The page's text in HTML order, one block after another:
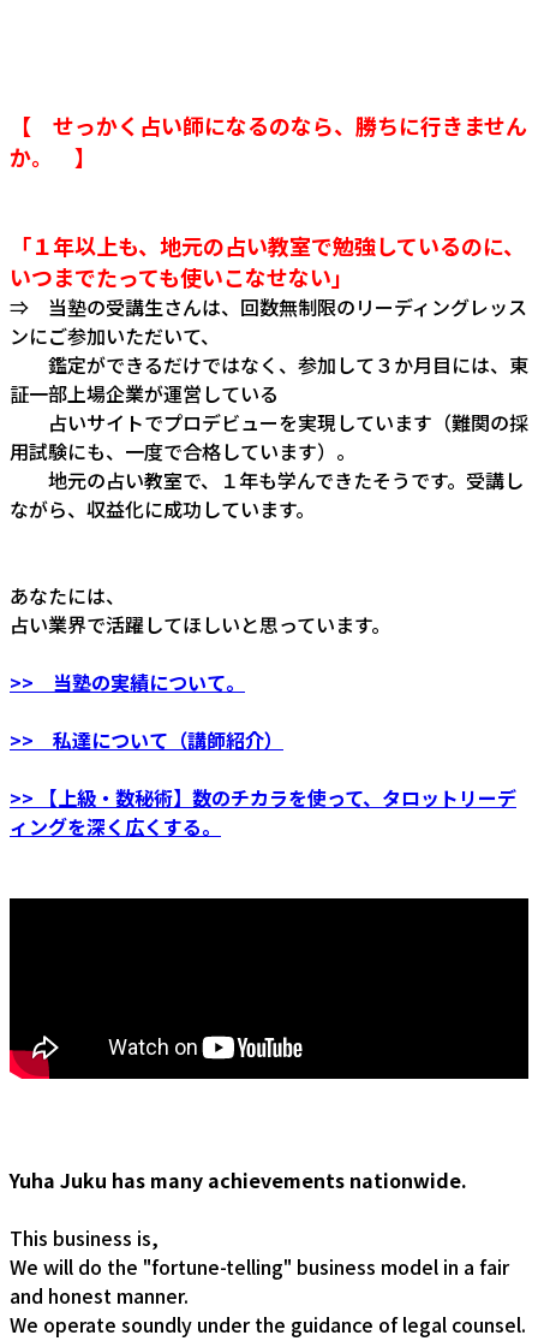
【 せっかく占い師になるのなら、勝ちに行きません
か。 】
「１年以上も、地元の占い教室で勉強しているのに、
いつまでたっても使いこなせない」
⇒ 当塾の受講生さんは、回数無制限のリーディングレッス
ンにご参加いただいて、
鑑定ができるだけではなく、参加して３か月目には、東
証一部上場企業が運営している
占いサイトでプロデビューを実現しています（難関の採
用試験にも、一度で合格しています）。
地元の占い教室で、１年も学んできたそうです。受講し
ながら、収益化に成功しています。
あなたには、
占い業界で活躍してほしいと思っています。
>> 当塾の実績について。
>> 私達について（講師紹介）
>> 【上級・数秘術】数のチカラを使って、タロットリーデ
ィングを深く広くする。
Yuha Juku has many achievements nationwide.
This business is,
We will do the "fortune-telling" business model in a fair
and honest manner.
We operate soundly under the guidance of legal counsel.